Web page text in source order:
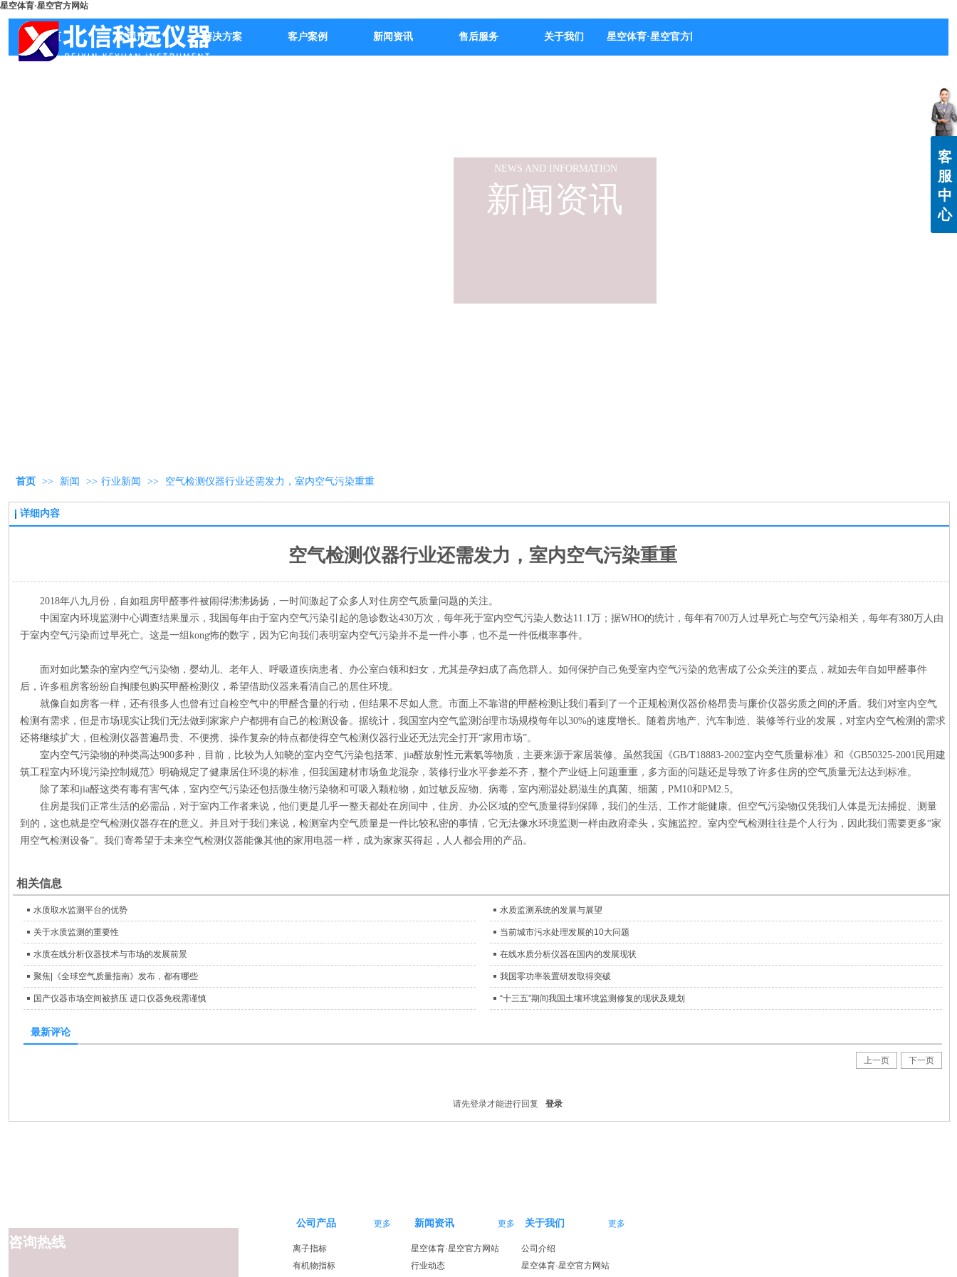
星空体育·星空官方网站
首页 公司产品 解决方案 客户案例 新闻资讯 售后服务 关于我们 星空体育·星空官方网站-星空体育（中国）
新闻资讯
NEWS AND INFORMATION
首页 >> 新闻 >> 行业新闻 >> 空气检测仪器行业还需发力，室内空气污染重重
详细内容
空气检测仪器行业还需发力，室内空气污染重重
2018年八九月份，自如租房甲醛事件被闹得沸沸扬扬，一时间激起了众多人对住房空气质量问题的关注。
中国室内环境监测中心调查结果显示，我国每年由于室内空气污染引起的急诊数达430万次，每年死于室内空气污染人数达11.1万；据WHO的统计，每年有700万人过早死亡与空气污染相关，每年有380万人由
于室内空气污染而过早死亡。这是一组kong怖的数字，因为它向我们表明室内空气污染并不是一件小事，也不是一件低概率事件。
面对如此繁杂的室内空气污染物，婴幼儿、老年人、呼吸道疾病患者、办公室白领和妇女，尤其是孕妇成了高危群人。如何保护自己免受室内空气污染的危害成了公众关注的要点，就如去年自如甲醛事件
后，许多租房客纷纷自掏腰包购买甲醛检测仪，希望借助仪器来看清自己的居住环境。
就像自如房客一样，还有很多人也曾有过自检空气中的甲醛含量的行动，但结果不尽如人意。市面上不靠谱的甲醛检测让我们看到了一个正规检测仪器价格昂贵与廉价仪器劣质之间的矛盾。我们对室内空气
检测有需求，但是市场现实让我们无法做到家家户户都拥有自己的检测设备。据统计，我国室内空气监测治理市场规模每年以30%的速度增长。随着房地产、汽车制造、装修等行业的发展，对室内空气检测的需求
还将继续扩大，但检测仪器普遍昂贵、不便携、操作复杂的特点都使得空气检测仪器行业还无法完全打开“家用市场”。
室内空气污染物的种类高达900多种，目前，比较为人知晓的室内空气污染包括苯、jia醛放射性元素氡等物质，主要来源于家居装修。虽然我国《GB/T18883-2002室内空气质量标准》和《GB50325-2001民用建
筑工程室内环境污染控制规范》明确规定了健康居住环境的标准，但我国建材市场鱼龙混杂，装修行业水平参差不齐，整个产业链上问题重重，多方面的问题还是导致了许多住房的空气质量无法达到标准。
除了苯和jia醛这类有毒有害气体，室内空气污染还包括微生物污染物和可吸入颗粒物，如过敏反应物、病毒，室内潮湿处易滋生的真菌、细菌，PM10和PM2.5。
住房是我们正常生活的必需品，对于室内工作者来说，他们更是几乎一整天都处在房间中，住房、办公区域的空气质量得到保障，我们的生活、工作才能健康。但空气污染物仅凭我们人体是无法捕捉、测量
到的，这也就是空气检测仪器存在的意义。并且对于我们来说，检测室内空气质量是一件比较私密的事情，它无法像水环境监测一样由政府牵头，实施监控。室内空气检测往往是个人行为，因此我们需要更多“家
用空气检测设备”。我们寄希望于未来空气检测仪器能像其他的家用电器一样，成为家家买得起，人人都会用的产品。
相关信息
水质取水监测平台的优势 水质监测系统的发展与展望
关于水质监测的重要性 当前城市污水处理发展的10大问题
水质在线分析仪器技术与市场的发展前景 在线水质分析仪器在国内的发展现状
聚焦|《全球空气质量指南》发布，都有哪些 我国零功率装置研发取得突破
国产仪器市场空间被挤压 进口仪器免税需谨慎 “十三五”期间我国土壤环境监测修复的现状及规划
最新评论
上一页 下一页
请先登录才能进行回复 登录
咨询热线
新闻资讯 更多
星空体育·星空官方网站
行业动态
公司产品 更多
离子指标
有机物指标
关于我们 更多
公司介绍
星空体育·星空官方网站
客
服
中
心